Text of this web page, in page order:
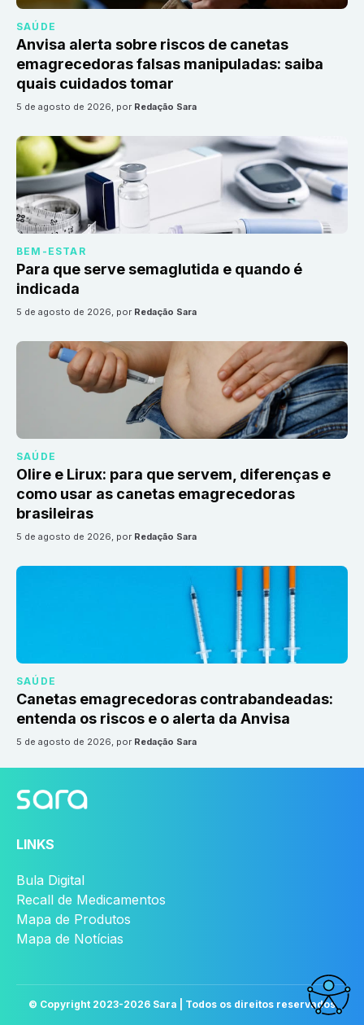
SAÚDE
Anvisa alerta sobre riscos de canetas
emagrecedoras falsas manipuladas: saiba
quais cuidados tomar
5 de agosto de 2026, por Redação Sara
BEM-ESTAR
Para que serve semaglutida e quando é
indicada
5 de agosto de 2026, por Redação Sara
SAÚDE
Olire e Lirux: para que servem, diferenças e
como usar as canetas emagrecedoras
brasileiras
5 de agosto de 2026, por Redação Sara
SAÚDE
Canetas emagrecedoras contrabandeadas:
entenda os riscos e o alerta da Anvisa
5 de agosto de 2026, por Redação Sara
LINKS
Bula Digital
Recall de Medicamentos
Mapa de Produtos
Mapa de Notícias
© Copyright 2023-2026 Sara | Todos os direitos reservados